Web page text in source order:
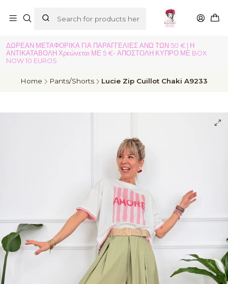
ΔΩΡΕΑΝ ΜΕΤΑΦΟΡΙΚΑ ΓΙΑ ΠΑΡΑΓΓΕΛΙΕΣ ΑΝΩ ΤΩΝ 50 € | Η
ΑΝΤΙΚΑΤΑΒΟΛΗ Χρεώνεται ΜΕ 5 €- ΑΠΟΣΤΟΛΗ ΚΥΠΡΟ ΜΕ BOX
NOW 10 EUROS
Home Pants/Shorts Lucie Zip Cuillot Chaki A9233